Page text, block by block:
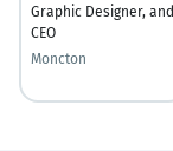
Graphic Designer, and
CEO
Moncton